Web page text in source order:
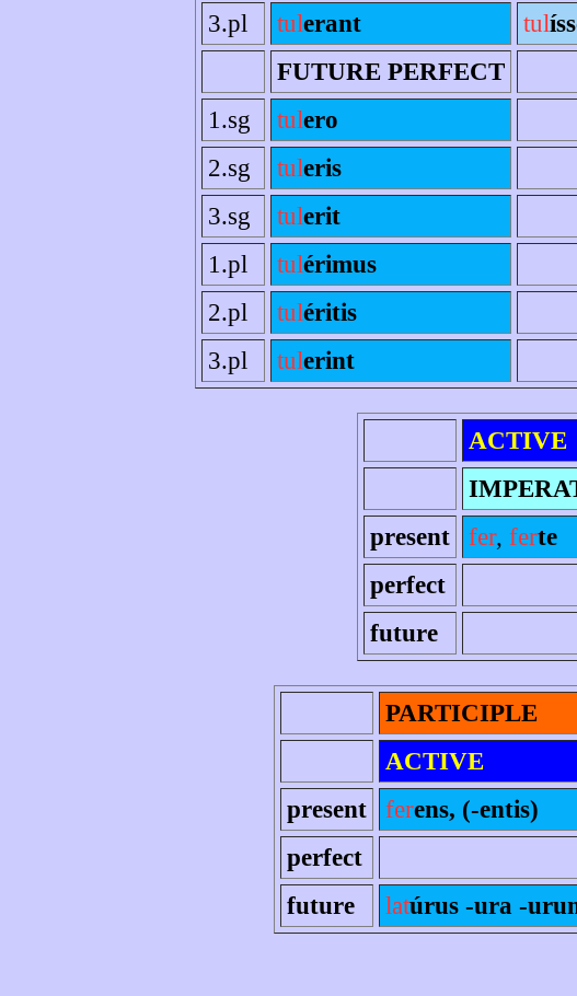
3.pl
tulerant tul
FUTURE PERFECT
1.sg
tulero
2.sg
tuleris
3.sg
tulerit
1.pl
tulérimus
2.pl
tuléritis
3.pl
tulerint
ACTIVE
present
fer, ferte
perfect
future
PARTICIPLE
ACTIVE
present
ferens, (-entis)
perfect
future
latúrus -ura -